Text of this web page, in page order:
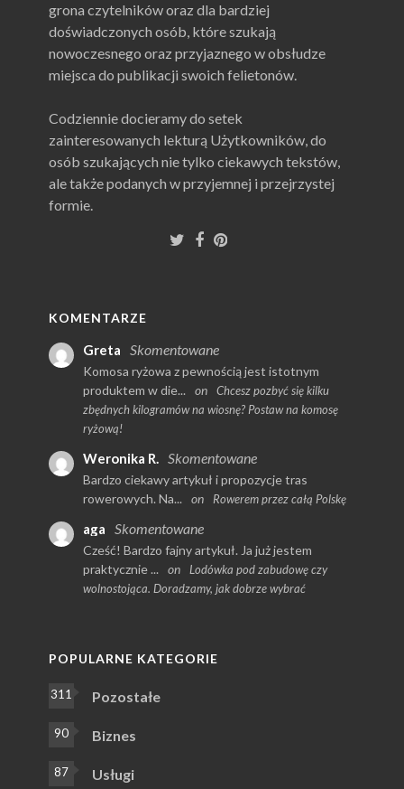
grona czytelników oraz dla bardziej
doświadczonych osób, które szukają
nowoczesnego oraz przyjaznego w obsłudze
miejsca do publikacji swoich felietonów.
Codziennie docieramy do setek
zainteresowanych lekturą Użytkowników, do
osób szukających nie tylko ciekawych tekstów,
ale także podanych w przyjemnej i przejrzystej
formie.
KOMENTARZE
Greta Skomentowane
Komosa ryżowa z pewnością jest istotnym
produktem w die...
on
Chcesz pozbyć się kilku
zbędnych kilogramów na wiosnę? Postaw na komosę
ryżową!
Weronika R. Skomentowane
Bardzo ciekawy artykuł i propozycje tras
rowerowych. Na...
on Rowerem przez całą Polskę
aga Skomentowane
Cześć! Bardzo fajny artykuł. Ja już jestem
praktycznie ...
on
Lodówka pod zabudowę czy
wolnostojąca. Doradzamy, jak dobrze wybrać
POPULARNE KATEGORIE
311 Pozostałe
90 Biznes
87 Usługi